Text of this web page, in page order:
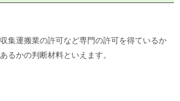
集運搬業の許可など専門の許可を得ているか
るかの判断材料といえます。